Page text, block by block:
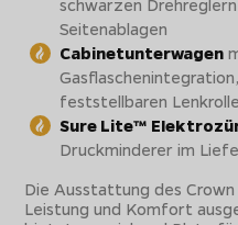
Seitenablagen
Cabinetunterwagen
feststellbaren
Sure Lite™
Druckminderer im
Die Ausstattung des
Leistung und Komfort